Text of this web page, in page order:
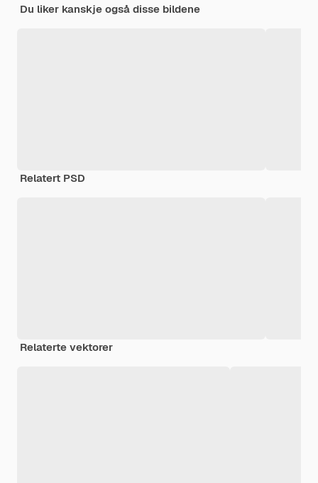
Du liker kanskje også disse bildene
Relatert PSD
Relaterte vektorer